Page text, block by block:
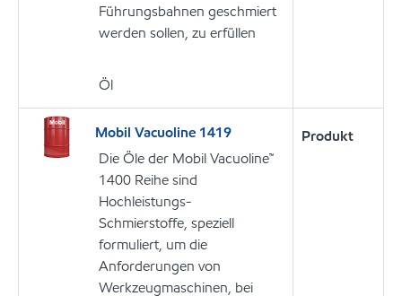
Führungsbahnen geschmiert
werden sollen, zu erfüllen
Öl
Mobil Vacuoline 1419
Die Öle der Mobil Vacuoline™
1400 Reihe sind
Hochleistungs-
Schmierstoffe, speziell
formuliert, um die
Anforderungen von
Werkzeugmaschinen, bei
Produkt